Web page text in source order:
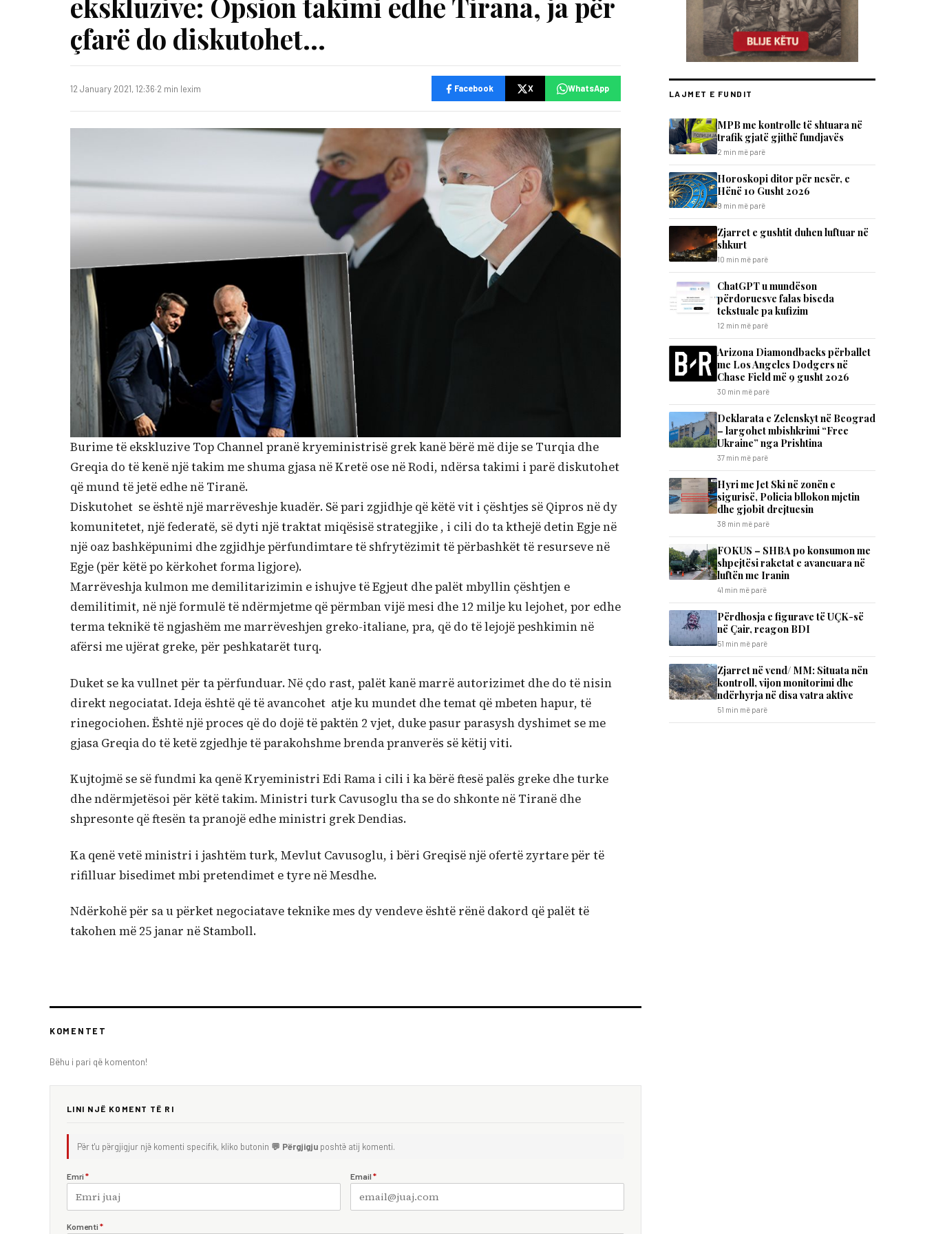
çfarë do diskutohet…
12 January 2021, 12:36·2 min lexim Facebook X WhatsApp
Burime të ekskluzive Top Channel pranë kryeministrisë grek kanë bërë më dije se Turqia dhe
Greqia do të kenë një takim me shuma gjasa në Kretë ose në Rodi, ndërsa takimi i parë diskutohet
që mund të jetë edhe në Tiranë.
Diskutohet se është një marrëveshje kuadër. Së pari zgjidhje që këtë vit i çështjes së Qipros në dy
komunitetet, një federatë, së dyti një traktat miqësisë strategjike , i cili do ta kthejë detin Egje në
një oaz bashkëpunimi dhe zgjidhje përfundimtare të shfrytëzimit të përbashkët të resurseve në
Egje (për këtë po kërkohet forma ligjore).
Marrëveshja kulmon me demilitarizimin e ishujve të Egjeut dhe palët mbyllin çështjen e
demilitimit, në një formulë të ndërmjetme që përmban vijë mesi dhe 12 milje ku lejohet, por edhe
terma teknikë të ngjashëm me marrëveshjen greko-italiane, pra, që do të lejojë peshkimin në
afërsi me ujërat greke, për peshkatarët turq.
Duket se ka vullnet për ta përfunduar. Në çdo rast, palët kanë marrë autorizimet dhe do të nisin
direkt negociatat. Ideja është që të avancohet atje ku mundet dhe temat që mbeten hapur, të
rinegociohen. Është një proces që do dojë të paktën 2 vjet, duke pasur parasysh dyshimet se me
gjasa Greqia do të ketë zgjedhje të parakohshme brenda pranverës së këtij viti.
Kujtojmë se së fundmi ka qenë Kryeministri Edi Rama i cili i ka bërë ftesë palës greke dhe turke
dhe ndërmjetësoi për këtë takim. Ministri turk Cavusoglu tha se do shkonte në Tiranë dhe
shpresonte që ftesën ta pranojë edhe ministri grek Dendias.
Ka qenë vetë ministri i jashtëm turk, Mevlut Cavusoglu, i bëri Greqisë një ofertë zyrtare për të
rifilluar bisedimet mbi pretendimet e tyre në Mesdhe.
Ndërkohë për sa u përket negociatave teknike mes dy vendeve është rënë dakord që palët të
takohen më 25 janar në Stamboll.
KOMENTET
Bëhu i pari që komenton!
LINI NJË KOMENT TË RI
Për t'u përgjigjur një komenti specifik, kliko butonin 💬 Përgjigju poshtë atij komenti.
Emri * Email *
Komenti *
LAJMET E FUNDIT
MPB me kontrolle të shtuara në
trafik gjatë gjithë fundjavës
2 min më parë
Horoskopi ditor për nesër, e
Hënë 10 Gusht 2026
9 min më parë
Zjarret e gushtit duhen luftuar në
shkurt
10 min më parë
ChatGPT u mundëson
përdoruesve falas biseda
tekstuale pa kufizim
12 min më parë
Arizona Diamondbacks përballet
me Los Angeles Dodgers në
Chase Field më 9 gusht 2026
30 min më parë
Deklarata e Zelenskyt në Beograd
– largohet mbishkrimi “Free
Ukraine” nga Prishtina
37 min më parë
Hyri me Jet Ski në zonën e
sigurisë, Policia bllokon mjetin
dhe gjobit drejtuesin
38 min më parë
FOKUS – SHBA po konsumon me
shpejtësi raketat e avancuara në
luftën me Iranin
41 min më parë
Përdhosja e figurave të UÇK-së
në Çair, reagon BDI
51 min më parë
Zjarret në vend/ MM: Situata nën
kontroll, vijon monitorimi dhe
ndërhyrja në disa vatra aktive
51 min më parë